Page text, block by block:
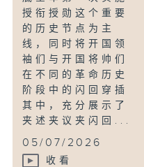
授衔授勋这个重要
的历史节点为主
线，同时将开国领
袖们与开国将帅们
在不同的革命历史
阶段中的闪回穿插
其中，充分展示了
夹述夹议夹闪回...
05/07/2026
收看